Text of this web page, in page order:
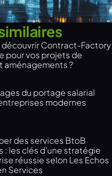
découvrir Contract-Factory
pour vos projets de
aménagements ?
du portage salarial
modernes
des services BtoB
: les clés d’une stratégie
réussie selon Les Echos
Services